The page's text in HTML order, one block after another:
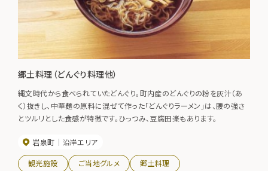
郷土料理（どんぐり料理他）
縄文時代から食べられていたどんぐり。町内産のどんぐりの粉を灰汁（あ
く）抜きし、中華麺の原料に混ぜて作った「どんぐりラーメン」は、腰の強さ
とツルリとした食感が特徴です。ひっつみ、豆腐田楽もあります。
岩泉町 沿岸エリア
観光施設 ご当地グルメ 郷土料理